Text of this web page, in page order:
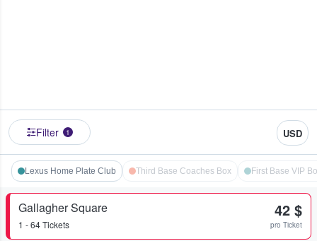
Filter 1 USD
Lexus Home Plate Club Third Base Coaches Box First Base VIP
Gallagher Square
1 - 64 Tickets
42 $
pro Ticket